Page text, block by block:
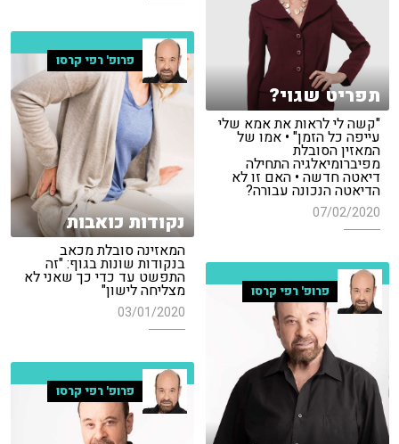
תפריט שגוי?
"קשה לי לראות את אמא שלי
עייפה כל הזמן" • אמו של
המאזין הסובלת
מפיברומיאלגיה התחילה
דיאטה חדשה • האם זו לא
הדיאטה הנכונה עבורה?
07/02/2020
פרופ' רפי קרסו
נקודות כואבות
המאזינה סובלת מכאב
בנקודות שונות בגוף: "זה
התפשט עד כדי כך שאני לא
מצליחה לישון"
03/01/2020
פרופ' רפי קרסו
פרופ' רפי קרסו